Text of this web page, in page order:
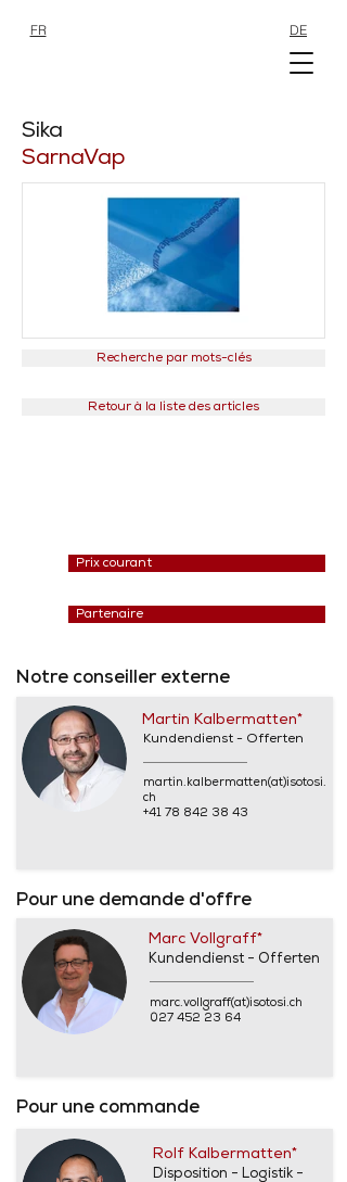
FR DE
Sika
SarnaVap
Recherche par mots-clés
Retour à la liste des articles
Prix courant
Partenaire
Notre conseiller externe
Martin Kalbermatten*
Kundendienst - Offerten
martin.kalbermatten(at)isotosi.
ch
+41 78 842 38 43
Pour une demande d'offre
Marc Vollgraff*
Kundendienst - Offerten
marc.vollgraff(at)isotosi.ch
027 452 23 64
Pour une commande
Rolf Kalbermatten*
Disposition - Logistik -